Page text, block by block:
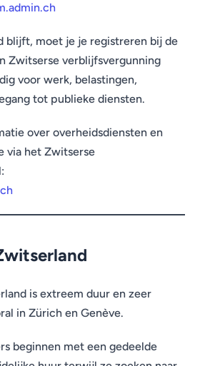
blijft, moet je je registreren bij de
Zwitserse verblijfsvergunning
voor werk, belastingen,
tot publieke diensten.
over overheidsdiensten en
via het Zwitserse
is extreem duur en zeer
in Zürich en Genève.
beginnen met een gedeelde